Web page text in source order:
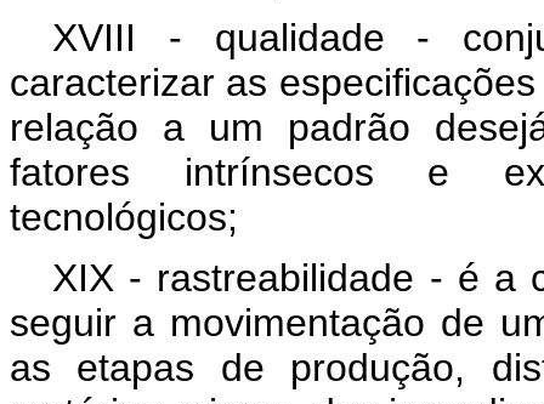
XVIII - qualidade -
caracterizar as
relação a um padrão
fatores intrínsecos e
tecnológicos;
XIX - rastreabilidade - é a
seguir a movimentação de
as etapas de produção,